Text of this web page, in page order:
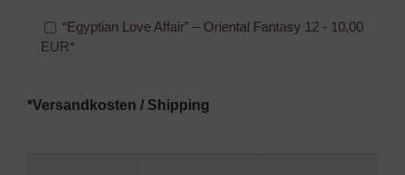
“Egyptian Love Affair” – Oriental Fantasy 12 - 10,00
EUR*
*Versandkosten / Shipping